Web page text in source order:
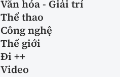
Văn hóa - Giải trí
Thể thao
Công nghệ
Thế giới
Đi ++
Video